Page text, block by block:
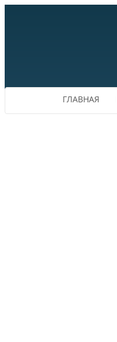
ГЛАВНАЯ